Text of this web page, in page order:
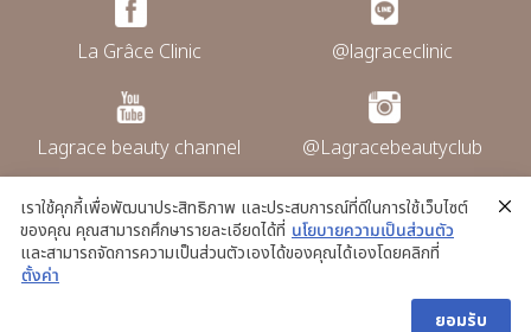
La Grâce Clinic @lagraceclinic
Lagrace beauty channel @Lagracebeautyclub
@La grace clinic
Copyright © La Grace Clinic. All rights
เราใช้คุกกี้เพื่อพัฒนาประสิทธิภาพ และประสบการณ์ที่ดีในการใช้เว็บไซต์
ของคุณ คุณสามารถศึกษารายละเอียดได้ที่ นโยบายความเป็นส่วนตัว
และสามารถจัดการความเป็นส่วนตัวเองได้ของคุณได้เองโดยคลิกที่
ตั้งค่า
ยอมรับ